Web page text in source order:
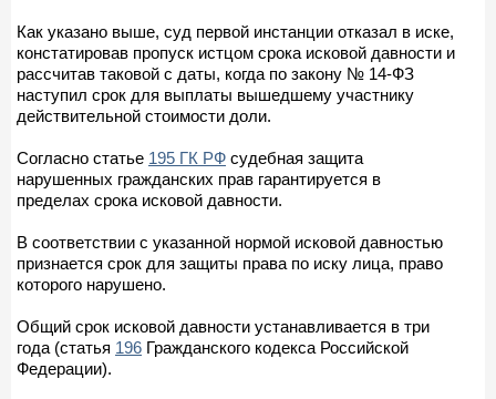
Как указано выше, суд первой инстанции отказал в иске,
констатировав пропуск истцом срока исковой давности и
рассчитав таковой с даты, когда по закону № 14-ФЗ
наступил срок для выплаты вышедшему участнику
действительной стоимости доли.
Согласно статье 195 ГК РФ судебная защита
нарушенных гражданских прав гарантируется в
пределах срока исковой давности.
В соответствии с указанной нормой исковой давностью
признается срок для защиты права по иску лица, право
которого нарушено.
Общий срок исковой давности устанавливается в три
года (статья 196 Гражданского кодекса Российской
Федерации).